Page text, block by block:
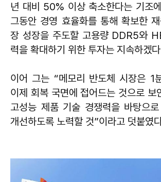
년 대비 50% 이상 축소한다는 기조
그동안 경영 효율화를 통해 확보한
장 성장을 주도할 고용량 DDR5와
력을 확대하기 위한 투자는 지속하겠
이어 그는 “메모리 반도체 시장은 1
이제 회복 국면에 접어드는 것으로 보
고성능 제품 기술 경쟁력을 바탕으
개선하도록 노력할 것”이라고 덧붙였